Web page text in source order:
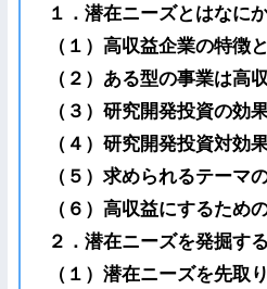
１．潜在ニーズとはなに
（１）高収益企業の特
（２）ある型の事業は高
（３）研究開発投資の効
（４）研究開発投資対効
（５）求められるテーマ
（６）高収益にするため
２．潜在ニーズを発掘す
（１）潜在ニーズを先取